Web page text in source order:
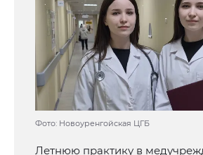
Фото: Новоуренгойская ЦГБ
Летнюю практику в